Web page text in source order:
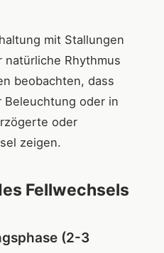
mit Stallungen
natürliche Rhythmus
beobachten, dass
oder in
oder
zeigen.
Fellwechsels
(2-3